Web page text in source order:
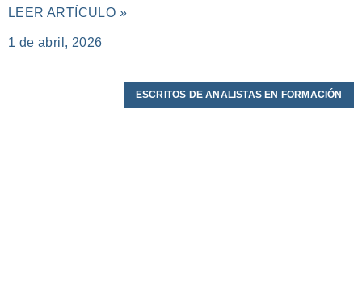
LEER ARTÍCULO »
1 de abril, 2026
ESCRITOS DE ANALISTAS EN FORMACIÓN